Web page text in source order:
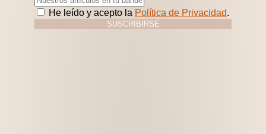
He leído y acepto la Política de Privacidad.